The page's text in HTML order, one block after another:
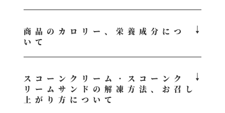
商品のカロリー、栄養成分につ
いて
スコーンクリーム・スコーンク
リームサンドの解凍方法、お召し
上がり方について